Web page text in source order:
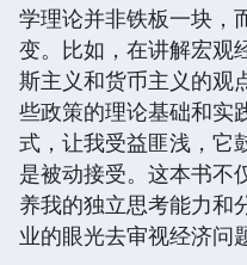
学理论并非铁板一块，
变。比如，在讲解宏观
斯主义和货币主义的观
些政策的理论基础和实
式，让我受益匪浅，它
是被动接受。这本书不
养我的独立思考能力和
业的眼光去审视经济问